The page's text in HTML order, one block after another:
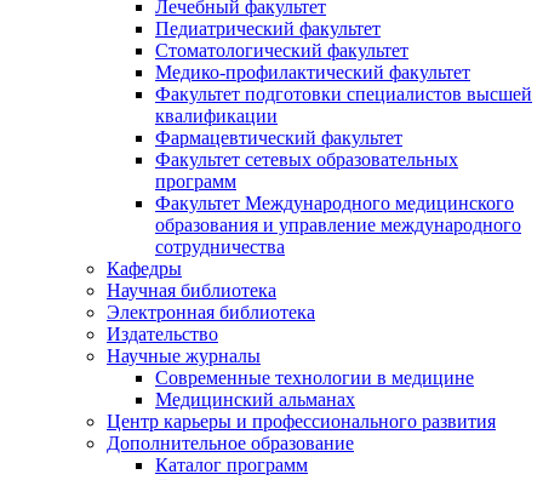
Лечебный факультет
Педиатрический факультет
Стоматологический факультет
Медико-профилактический факультет
Факультет подготовки специалистов высшей
квалификации
Фармацевтический факультет
Факультет сетевых образовательных
программ
Факультет Международного медицинского
образования и управление международного
сотрудничества
Кафедры
Научная библиотека
Электронная библиотека
Издательство
Научные журналы
Современные технологии в медицине
Медицинский альманах
Центр карьеры и профессионального развития
Дополнительное образование
Каталог программ